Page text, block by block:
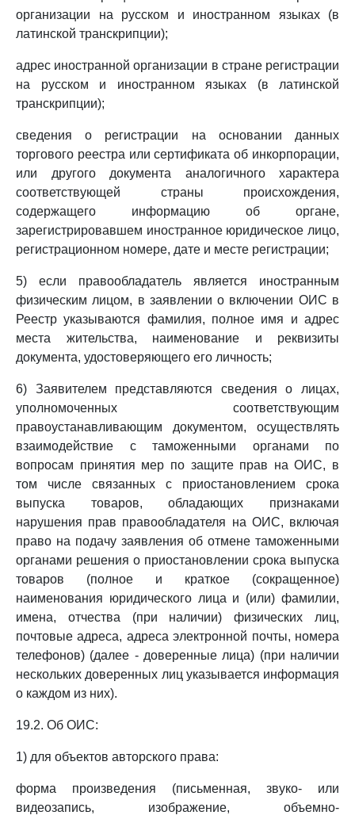
организации на русском и иностранном языках (в
латинской транскрипции);
адрес иностранной организации в стране регистрации
на русском и иностранном языках (в латинской
транскрипции);
сведения о регистрации на основании данных
торгового реестра или сертификата об инкорпорации,
или другого документа аналогичного характера
соответствующей страны происхождения,
содержащего информацию об органе,
зарегистрировавшем иностранное юридическое лицо,
регистрационном номере, дате и месте регистрации;
5) если правообладатель является иностранным
физическим лицом, в заявлении о включении ОИС в
Реестр указываются фамилия, полное имя и адрес
места жительства, наименование и реквизиты
документа, удостоверяющего его личность;
6) Заявителем представляются сведения о лицах,
уполномоченных соответствующим
правоустанавливающим документом, осуществлять
взаимодействие с таможенными органами по
вопросам принятия мер по защите прав на ОИС, в
том числе связанных с приостановлением срока
выпуска товаров, обладающих признаками
нарушения прав правообладателя на ОИС, включая
право на подачу заявления об отмене таможенными
органами решения о приостановлении срока выпуска
товаров (полное и краткое (сокращенное)
наименования юридического лица и (или) фамилии,
имена, отчества (при наличии) физических лиц,
почтовые адреса, адреса электронной почты, номера
телефонов) (далее - доверенные лица) (при наличии
нескольких доверенных лиц указывается информация
о каждом из них).
19.2. Об ОИС:
1) для объектов авторского права:
форма произведения (письменная, звуко- или
видеозапись, изображение, объемно-